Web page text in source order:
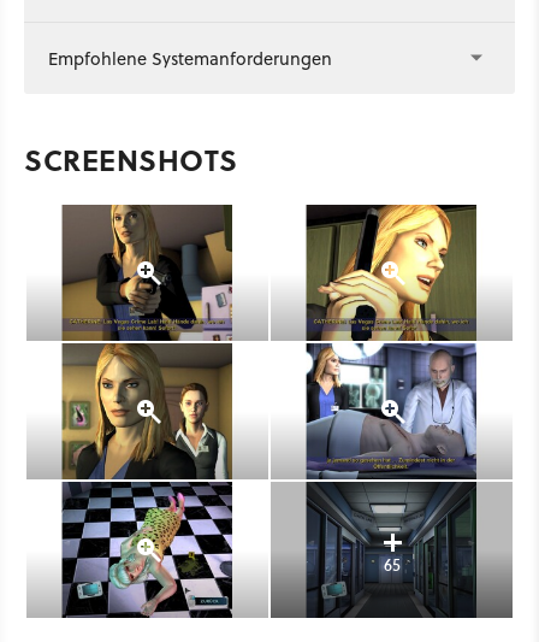
Empfohlene Systemanforderungen
SCREENSHOTS
65